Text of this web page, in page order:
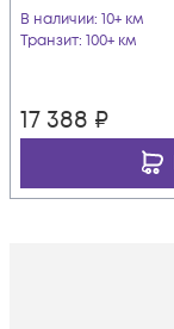
В наличии: 10+ км
Транзит: 100+ км
17 388 ₽